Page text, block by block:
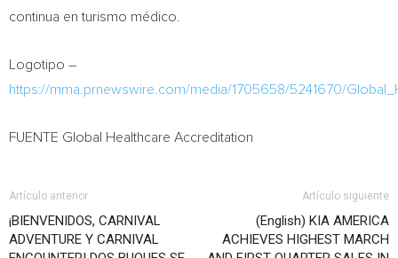
continua en turismo médico.
Logotipo –
https://mma.prnewswire.com/media/1705658/5241670/
FUENTE Global Healthcare Accreditation
Artículo anterior
¡BIENVENIDOS, CARNIVAL
ADVENTURE Y CARNIVAL
Artículo siguiente
(English) KIA AMERICA
ACHIEVES HIGHEST MARCH